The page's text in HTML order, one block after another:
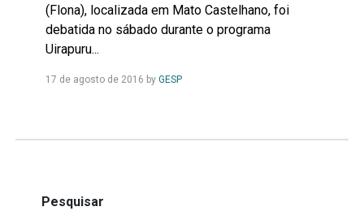
(Flona), localizada em Mato Castelhano, foi
debatida no sábado durante o programa
Uirapuru...
17 de agosto de 2016 by GESPLeia
Pesquisar